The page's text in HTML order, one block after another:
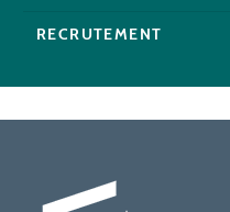
RECRUTEMENT